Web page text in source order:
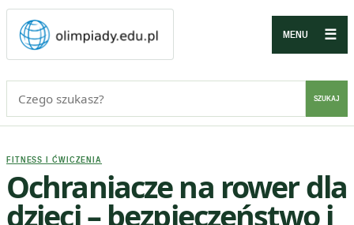
MENU ☰
SZUKAJ
FITNESS I ĆWICZENIA
Ochraniacze na rower dla
dzieci – bezpieczeństwo i